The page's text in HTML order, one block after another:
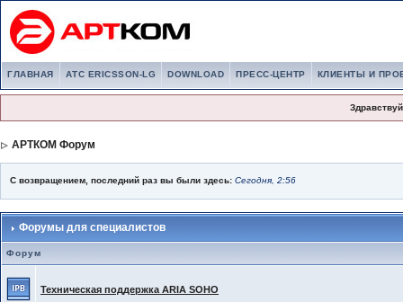
ГЛАВНАЯ АТС ERICSSON-LG DOWNLOAD ПРЕСС-ЦЕНТР КЛИЕНТЫ И
АРТКОМ Форум
С возвращением, последний раз вы были здесь: Сегодня, 2:56
Форумы для специалистов
Форум
Техническая поддержка ARIA SOHO